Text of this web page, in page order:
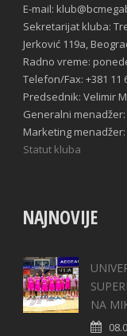
E-mail:
Sekretarijat kluba:
Jerković 119a,
Radno vreme:
Telefon/Fax: +381 11
Predsednik: Velimir
Generalni
Marketing
Statut kluba
NAJNOVIJE
NA